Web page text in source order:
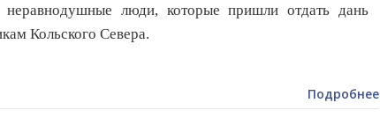
неравнодушные люди, которые пришли отдать дань
Кольского Севера.
Подробнее